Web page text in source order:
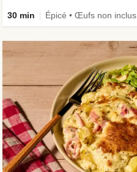
30 min Épicé • Œufs non inclus